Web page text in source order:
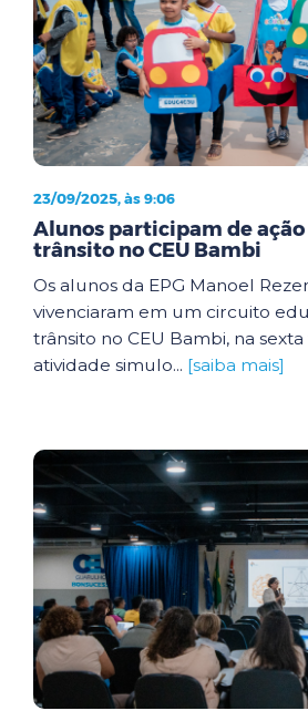
23/09/2025, às 9:06
Alunos participam de
trânsito no CEU Bambi
Os alunos da EPG Manoel
vivenciaram em um circuito
trânsito no CEU Bambi, na sexta
atividade simulo... [saiba mais]